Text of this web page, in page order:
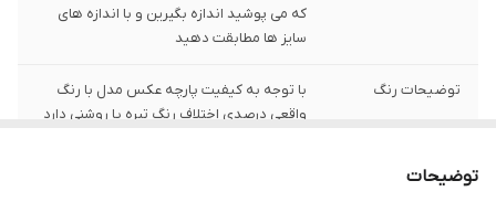
که می پوشید اندازه بگیرین و با اندازه های
سایز ها مطابقت دهید
توضیحات رنگ
با توجه به کیفیت پارچه عکس مدل با رنگ
واقعی درصدی اختلاف رنگ تیره یا روشنی دارد
توضیحات سایز
توضیحات